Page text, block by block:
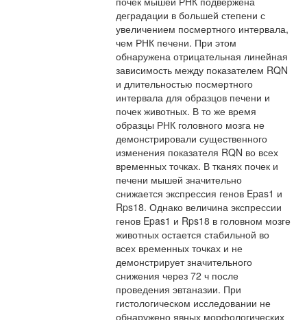
деградации в большей степени с
увеличением посмертного интервала,
чем РНК печени. При этом
обнаружена отрицательная линейная
зависимость между показателем RQN
и длительностью посмертного
интервала для образцов печени и
почек животных. В то же время
образцы РНК головного мозга не
демонстрировали существенного
изменения показателя RQN во всех
временных точках. В тканях почек и
печени мышей значительно
снижается экспрессия генов Epas1 и
Rps18. Однако величина экспрессии
генов Epas1 и Rps18 в головном мозге
животных остается стабильной во
всех временных точках и не
демонстрирует значительного
снижения через 72 ч после
проведения эвтаназии. При
гистологическом исследовании не
обнаружено явных морфологических